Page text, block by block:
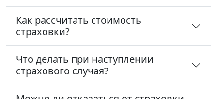
Как рассчитать стоимость
страховки?
Что делать при наступлении
страхового случая?